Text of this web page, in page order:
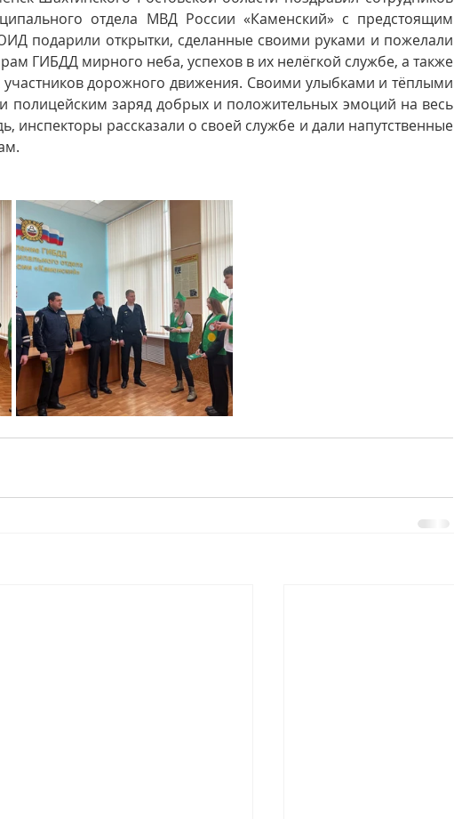
отдела МВД России «Каменский» с предстоящим
подарили открытки, сделанные своими руками и пожелали
ГИБДД мирного неба, успехов в их нелёгкой службе, а также
дорожного движения. Своими улыбками и тёплыми
заряд добрых и положительных эмоций на весь
инспекторы рассказали о своей службе и дали напутственные